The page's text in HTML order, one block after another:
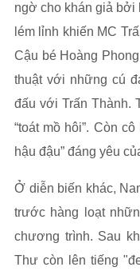
ngờ cho khán giả bởi
lém lỉnh khiến MC
Cậu bé Hoàng
thuật với những cú
đấu với Trấn Thành.
“toát mồ hôi”. Còn
hậu đậu” đáng yêu
Ở diễn biến khác,
trước hàng loạt
chương trình. Sau
Thư còn lên tiếng